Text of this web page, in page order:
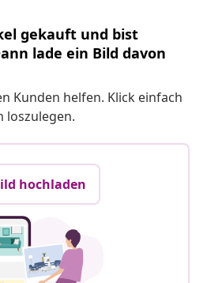
gekauft und bist
lade ein Bild davon
Kunden helfen. Klick einfach
loszulegen.
hochladen